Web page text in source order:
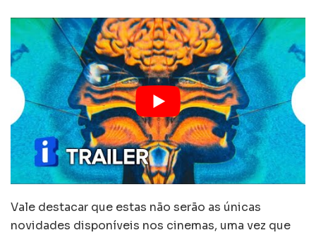
Vale destacar que estas não serão as únicas
novidades disponíveis nos cinemas, uma vez que